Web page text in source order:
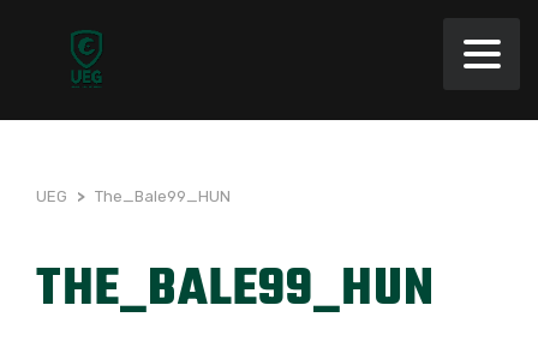
UEG > The_Bale99_HUN
THE_BALE99_HUN